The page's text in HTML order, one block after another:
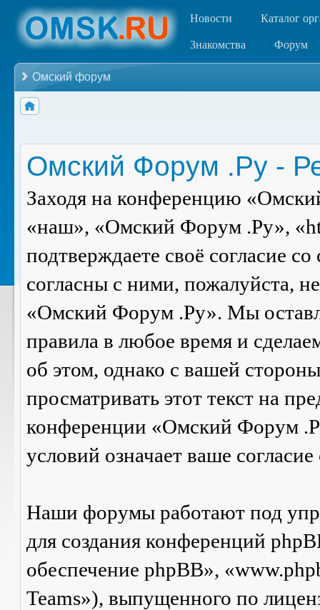
Новости Каталог
Знакомства Форум
Омский форум
Омский Форум .Ру -
Заходя на конференцию
«наш», «Омский Форум .Ру»,
подтверждаете своё согласие
согласны с ними, пожалуйста,
«Омский Форум .Ру». Мы
правила в любое время и
об этом, однако с вашей
просматривать этот текст на
конференции «Омский Форум
условий означает ваше
Наши форумы работают под
для создания конференций
обеспечение phpBB»,
Teams»), выпущенного по